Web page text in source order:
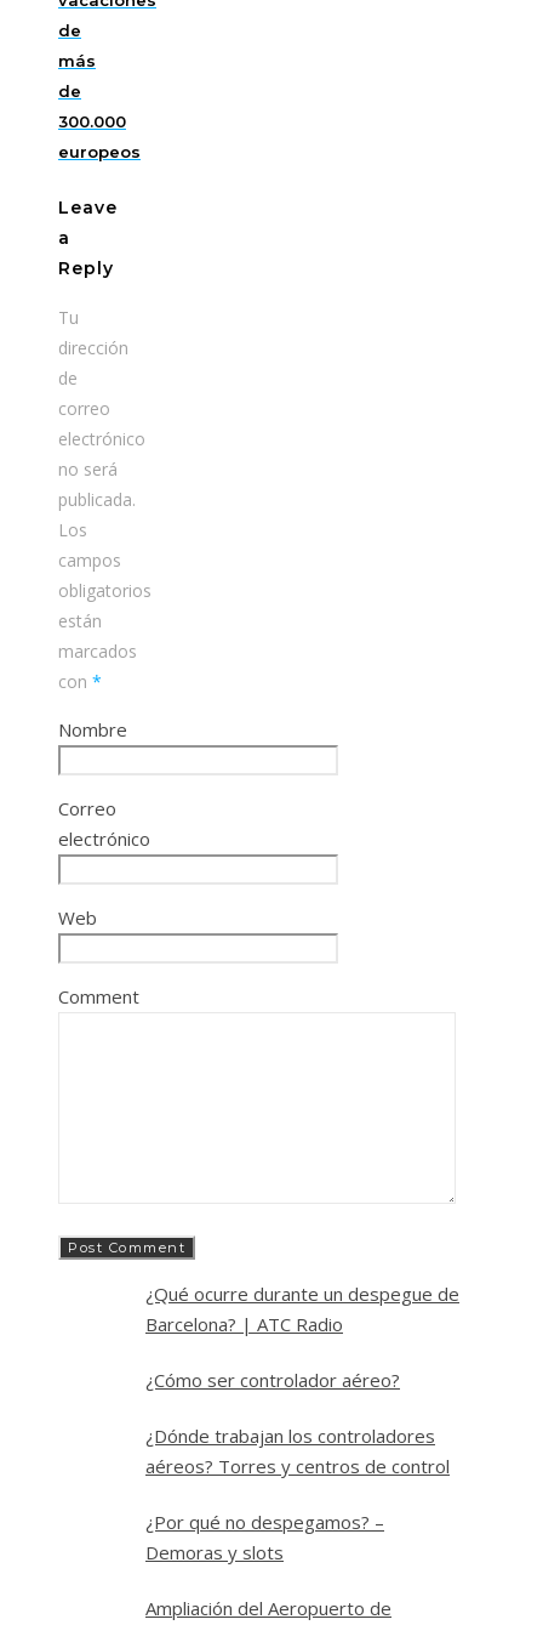
de
más
de
300.000
europeos
Leave
a
Reply
Tu
dirección
de
correo
electrónico
no será
publicada.
Los
campos
obligatorios
están
marcados
con *
Nombre
Correo
electrónico
Web
Comment
¿Qué ocurre durante un despegue de
Barcelona? | ATC Radio
¿Cómo ser controlador aéreo?
¿Dónde trabajan los controladores
aéreos? Torres y centros de control
¿Por qué no despegamos? –
Demoras y slots
Ampliación del Aeropuerto de